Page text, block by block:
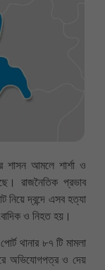
শাসন আমলে শার্শা ও
রাজনৈতিক প্রভাব
নিয়ে দ্বন্দে এসব হত্যা
ও নিহত হয়।
থানার ৮৭ টি মামলা
অভিযোগপত্র ও দেয়